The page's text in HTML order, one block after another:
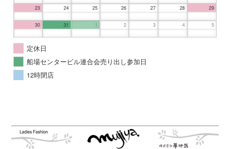
23 24 25 26 27 28 29
30 31 1 2 3 4 5
定休日
船場センタービル連合会売り出し参加日
12時閉店